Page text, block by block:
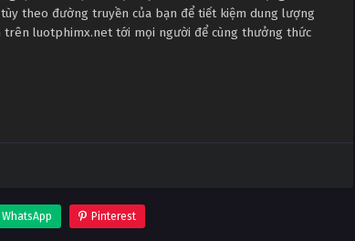
theo đường truyền của bạn để tiết kiệm dung lượng
trên luotphimx.net tới mọi người để cùng thưởng thức
WhatsApp Pinterest